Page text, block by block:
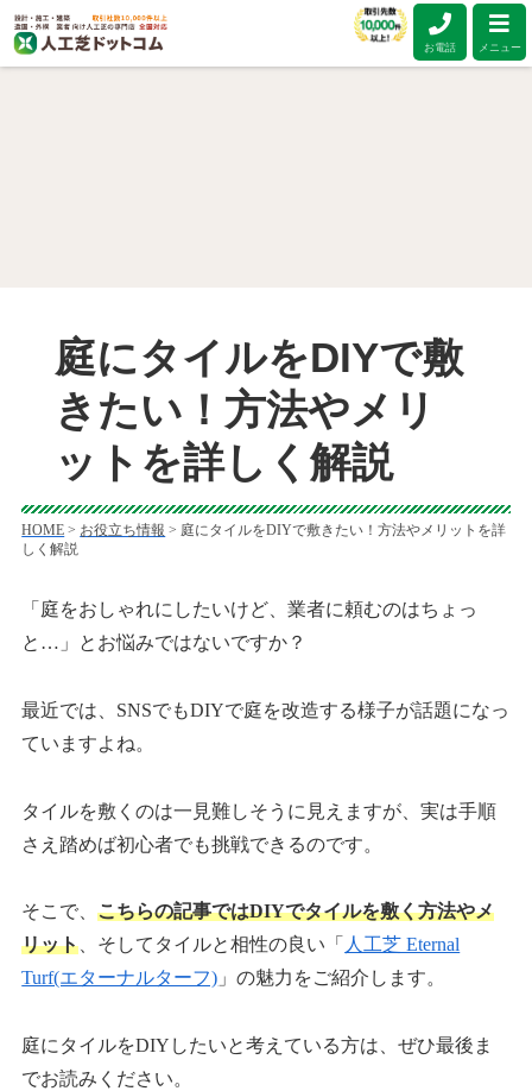
庭にタイルをDIYで敷
きたい！方法やメリ
ットを詳しく解説
HOME > お役立ち情報 > 庭にタイルをDIYで敷きたい！方法やメリットを詳
しく解説
「庭をおしゃれにしたいけど、業者に頼むのはちょっ
と…」とお悩みではないですか？
最近では、SNSでもDIYで庭を改造する様子が話題になっ
ていますよね。
タイルを敷くのは一見難しそうに見えますが、実は手順
さえ踏めば初心者でも挑戦できるのです。
そこで、こちらの記事ではDIYでタイルを敷く方法やメ
リット、そしてタイルと相性の良い「 人工芝 Eternal
Turf(エターナルターフ) 」の魅力をご紹介します。
庭にタイルをDIYしたいと考えている方は、ぜひ最後ま
でお読みください。
お電話 メニュー